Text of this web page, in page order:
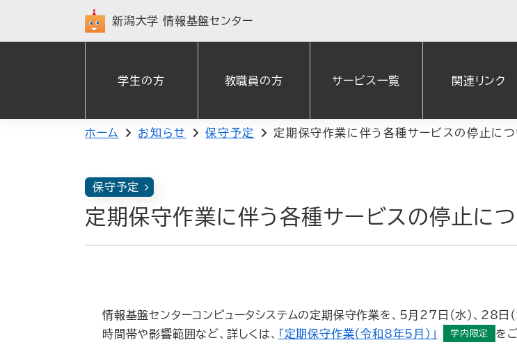
新潟大学 情報基盤センター
学生の方 教職員の方 サービス一覧 関連リンク
ホーム お知らせ 保守予定 定期保守作業に伴う各種サービスの停止につ
保守予定
定期保守作業に伴う各種サービスの停止に
情報基盤センターコンピュータシステムの定期保守作業を、5月27日（水）、28日（
時間帯や影響範囲など、詳しくは、
「定期保守作業（令和8年5月）」 を